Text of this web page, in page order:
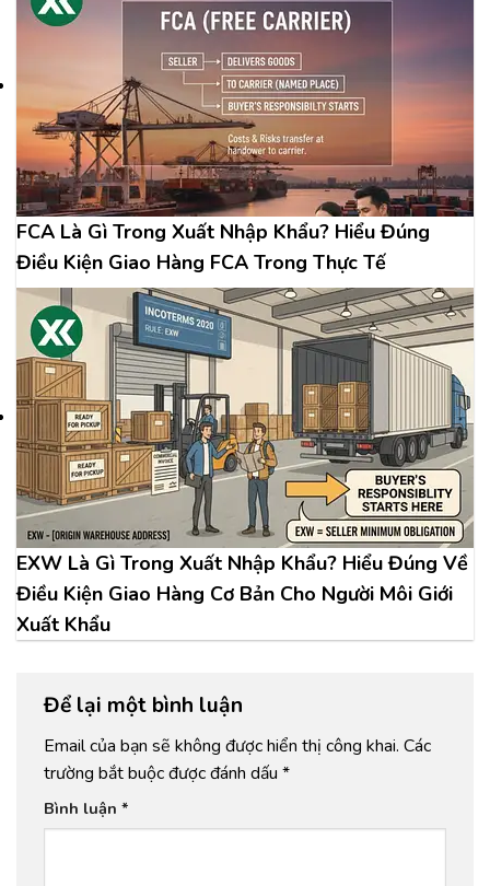
FCA Là Gì Trong Xuất Nhập Khẩu? Hiểu Đúng
Điều Kiện Giao Hàng FCA Trong Thực Tế
EXW Là Gì Trong Xuất Nhập Khẩu? Hiểu Đúng Về
Điều Kiện Giao Hàng Cơ Bản Cho Người Môi Giới
Xuất Khẩu
Để lại một bình luận
Email của bạn sẽ không được hiển thị công khai. Các
trường bắt buộc được đánh dấu *
Bình luận *